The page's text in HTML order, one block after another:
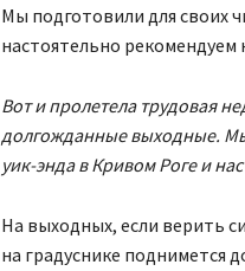
Мы подготовили для своих
настоятельно рекомендуем
Вот и пролетела трудовая
долгожданные выходные. Мы
уик-энда в Кривом Роге и
На выходных, если верить
на градуснике поднимется